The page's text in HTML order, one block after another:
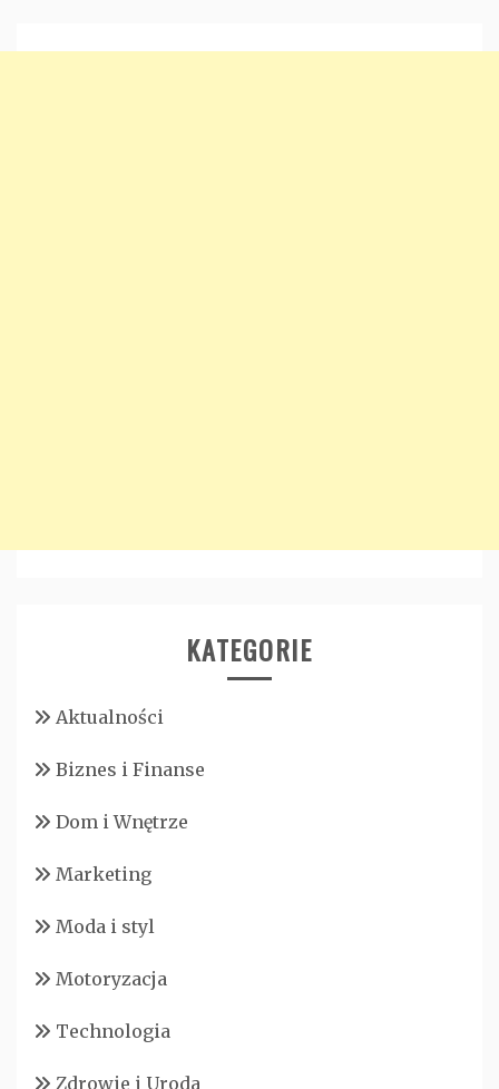
KATEGORIE
Aktualności
Biznes i Finanse
Dom i Wnętrze
Marketing
Moda i styl
Motoryzacja
Technologia
Zdrowie i Uroda